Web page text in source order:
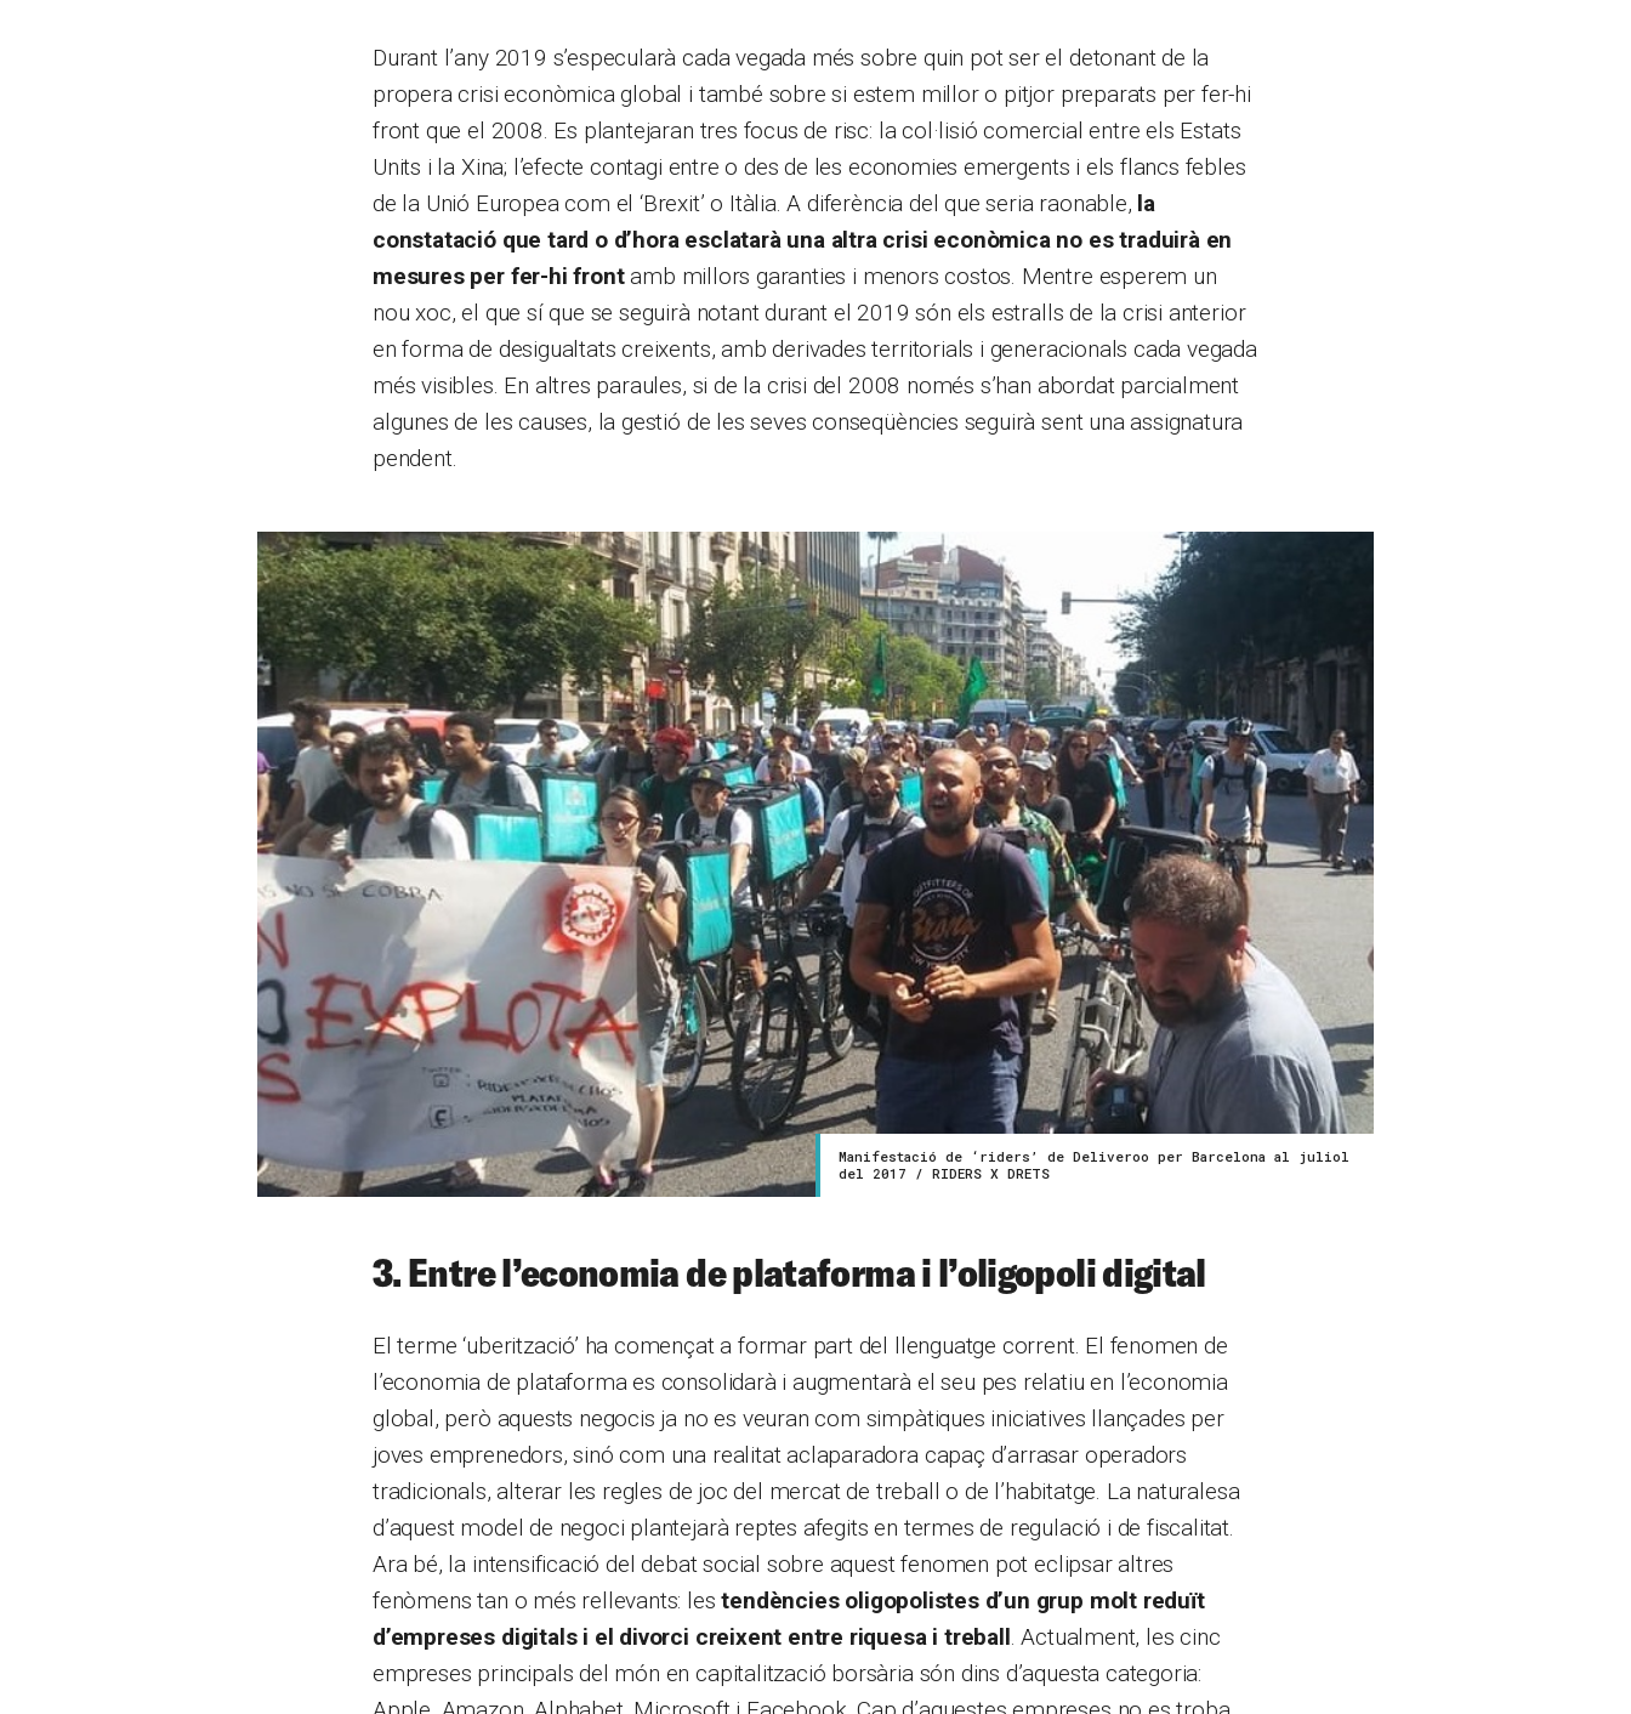
Durant l’any 2019 s’especularà cada vegada més sobre quin pot ser el detonant de la
propera crisi econòmica global i també sobre si estem millor o pitjor preparats per fer-hi
front que el 2008. Es plantejaran tres focus de risc: la col·lisió comercial entre els Estats
Units i la Xina; l’efecte contagi entre o des de les economies emergents i els flancs febles
de la Unió Europea com el ‘Brexit’ o Itàlia. A diferència del que seria raonable, la
constatació que tard o d’hora esclatarà una altra crisi econòmica no es traduirà en
mesures per fer-hi frontamb millors garanties i menors costos. Mentre esperem un
nou xoc, el que sí que se seguirà notant durant el 2019 són els estralls de la crisi anterior
en forma de desigualtats creixents, amb derivades territorials i generacionals cada vegada
més visibles. En altres paraules, si de la crisi del 2008 només s’han abordat parcialment
algunes de les causes, la gestió de les seves conseqüències seguirà sent una assignatura
pendent.
Manifestació de ‘riders’ de Deliveroo per Barcelona al juliol
del 2017 / RIDERS X DRETS
3. Entre l’economia de plataforma i l’oligopoli digital
El terme ‘uberització’ ha començat a formar part del llenguatge corrent. El fenomen de
l’economia de plataforma es consolidarà i augmentarà el seu pes relatiu en l’economia
global, però aquests negocis ja no es veuran com simpàtiques iniciatives llançades per
joves emprenedors, sinó com una realitat aclaparadora capaç d’arrasar operadors
tradicionals, alterar les regles de joc del mercat de treball o de l’habitatge. La naturalesa
d’aquest model de negoci plantejarà reptes afegits en termes de regulació i de fiscalitat.
Ara bé, la intensificació del debat social sobre aquest fenomen pot eclipsar altres
fenòmens tan o més rellevants: lestendències oligopolistes d’un grup molt reduït
d’empreses digitals i el divorci creixent entre riquesa i treball. Actualment, les cinc
empreses principals del món en capitalització borsària són dins d’aquesta categoria: